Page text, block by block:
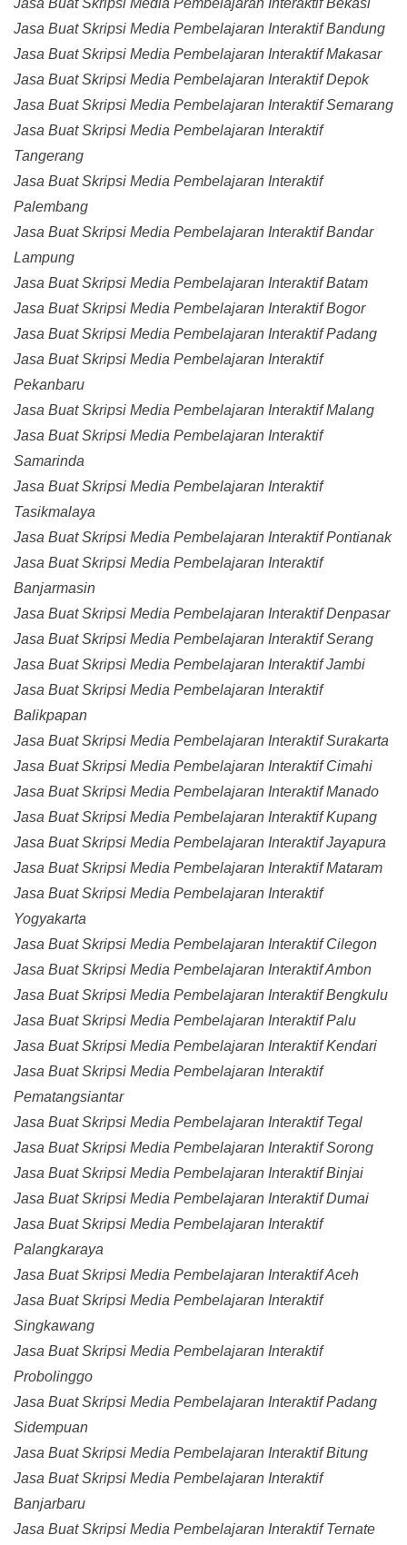
Jasa Buat Skripsi Media Pembelajaran Interaktif Bekasi
Jasa Buat Skripsi Media Pembelajaran Interaktif Bandung
Jasa Buat Skripsi Media Pembelajaran Interaktif Makasar
Jasa Buat Skripsi Media Pembelajaran Interaktif Depok
Jasa Buat Skripsi Media Pembelajaran Interaktif Semarang
Jasa Buat Skripsi Media Pembelajaran Interaktif
Tangerang
Jasa Buat Skripsi Media Pembelajaran Interaktif
Palembang
Jasa Buat Skripsi Media Pembelajaran Interaktif Bandar
Lampung
Jasa Buat Skripsi Media Pembelajaran Interaktif Batam
Jasa Buat Skripsi Media Pembelajaran Interaktif Bogor
Jasa Buat Skripsi Media Pembelajaran Interaktif Padang
Jasa Buat Skripsi Media Pembelajaran Interaktif
Pekanbaru
Jasa Buat Skripsi Media Pembelajaran Interaktif Malang
Jasa Buat Skripsi Media Pembelajaran Interaktif
Samarinda
Jasa Buat Skripsi Media Pembelajaran Interaktif
Tasikmalaya
Jasa Buat Skripsi Media Pembelajaran Interaktif Pontianak
Jasa Buat Skripsi Media Pembelajaran Interaktif
Banjarmasin
Jasa Buat Skripsi Media Pembelajaran Interaktif Denpasar
Jasa Buat Skripsi Media Pembelajaran Interaktif Serang
Jasa Buat Skripsi Media Pembelajaran Interaktif Jambi
Jasa Buat Skripsi Media Pembelajaran Interaktif
Balikpapan
Jasa Buat Skripsi Media Pembelajaran Interaktif Surakarta
Jasa Buat Skripsi Media Pembelajaran Interaktif Cimahi
Jasa Buat Skripsi Media Pembelajaran Interaktif Manado
Jasa Buat Skripsi Media Pembelajaran Interaktif Kupang
Jasa Buat Skripsi Media Pembelajaran Interaktif Jayapura
Jasa Buat Skripsi Media Pembelajaran Interaktif Mataram
Jasa Buat Skripsi Media Pembelajaran Interaktif
Yogyakarta
Jasa Buat Skripsi Media Pembelajaran Interaktif Cilegon
Jasa Buat Skripsi Media Pembelajaran Interaktif Ambon
Jasa Buat Skripsi Media Pembelajaran Interaktif Bengkulu
Jasa Buat Skripsi Media Pembelajaran Interaktif Palu
Jasa Buat Skripsi Media Pembelajaran Interaktif Kendari
Jasa Buat Skripsi Media Pembelajaran Interaktif
Pematangsiantar
Jasa Buat Skripsi Media Pembelajaran Interaktif Tegal
Jasa Buat Skripsi Media Pembelajaran Interaktif Sorong
Jasa Buat Skripsi Media Pembelajaran Interaktif Binjai
Jasa Buat Skripsi Media Pembelajaran Interaktif Dumai
Jasa Buat Skripsi Media Pembelajaran Interaktif
Palangkaraya
Jasa Buat Skripsi Media Pembelajaran Interaktif Aceh
Jasa Buat Skripsi Media Pembelajaran Interaktif
Singkawang
Jasa Buat Skripsi Media Pembelajaran Interaktif
Probolinggo
Jasa Buat Skripsi Media Pembelajaran Interaktif Padang
Sidempuan
Jasa Buat Skripsi Media Pembelajaran Interaktif Bitung
Jasa Buat Skripsi Media Pembelajaran Interaktif
Banjarbaru
Jasa Buat Skripsi Media Pembelajaran Interaktif Ternate